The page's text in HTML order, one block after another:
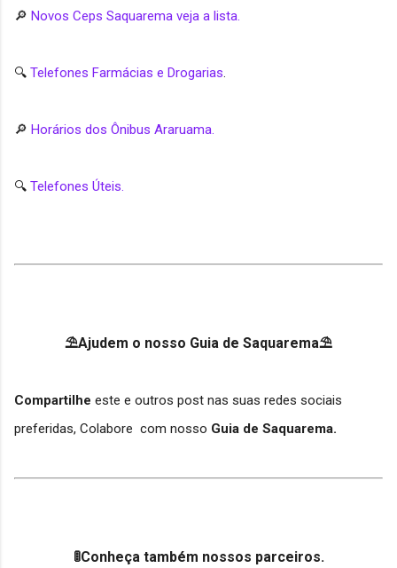
🔎 Novos Ceps Saquarema veja a lista.
🔍 Telefones Farmácias e Drogarias.
🔎 Horários dos Ônibus Araruama.
🔍 Telefones Úteis.
⛱Ajudem o nosso Guia de Saquarema⛱
Compartilhe este e outros post nas suas redes sociais
preferidas, Colabore com nosso Guia de Saquarema.
🚦Conheça também nossos parceiros.